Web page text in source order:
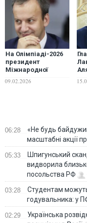
На Олімпіаді-2026
президент
Міжнародної
вдяг светр із
09.02.2026
06:28
«Не будь
масштабні акції
05:33
Шпигунський
видворила
посольства РФ
03:28
Студентам
годувальника: у
02:29
Українська